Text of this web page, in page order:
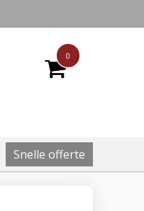
0
Snelle offerte